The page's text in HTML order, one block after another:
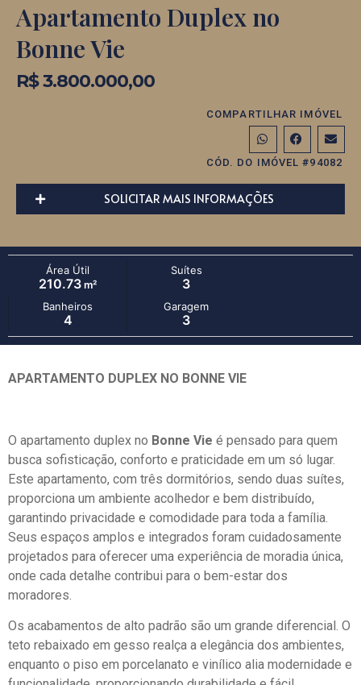
Apartamento Duplex no
Bonne Vie
R$ 3.800.000,00
COMPARTILHAR IMÓVEL
CÓD. DO IMÓVEL #94082
SOLICITAR MAIS INFORMAÇÕES
Área Útil
210.73m²
Suítes
3
Banheiros
4
Garagem
3
APARTAMENTO DUPLEX NO BONNE VIE
O apartamento duplex no Bonne Vie é pensado para quem
busca sofisticação, conforto e praticidade em um só lugar.
Este apartamento, com três dormitórios, sendo duas suítes,
proporciona um ambiente acolhedor e bem distribuído,
garantindo privacidade e comodidade para toda a família.
Seus espaços amplos e integrados foram cuidadosamente
projetados para oferecer uma experiência de moradia única,
onde cada detalhe contribui para o bem-estar dos
moradores.
Os acabamentos de alto padrão são um grande diferencial. O
teto rebaixado em gesso realça a elegância dos ambientes,
enquanto o piso em porcelanato e vinílico alia modernidade e